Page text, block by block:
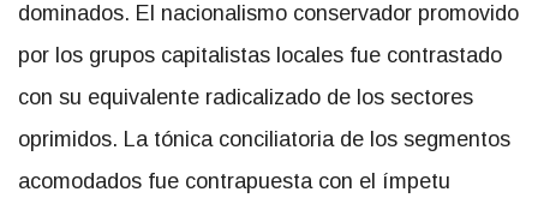
dominados. El nacionalismo conservador promovido
por los grupos capitalistas locales fue contrastado
con su equivalente radicalizado de los sectores
oprimidos. La tónica conciliatoria de los segmentos
acomodados fue contrapuesta con el ímpetu